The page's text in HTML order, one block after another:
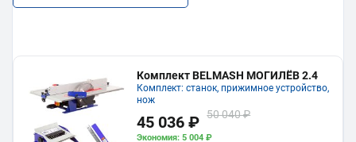
Комплект BELMASH МОГИЛЁВ 2.4
Комплект: станок, прижимное устройство,
нож
45 036 ₽ 50 040 ₽
Экономия: 5 004 ₽